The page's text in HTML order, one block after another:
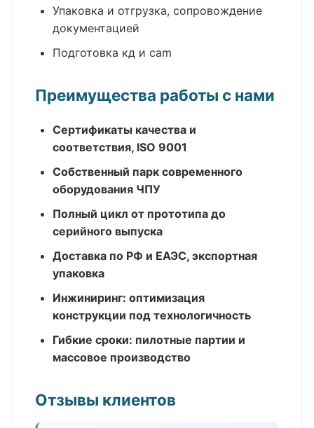
Упаковка и отгрузка, сопровождение
документацией
Подготовка кд и cam
Преимущества работы с нами
Сертификаты качества и
соответствия, ISO 9001
Собственный парк современного
оборудования ЧПУ
Полный цикл от прототипа до
серийного выпуска
Доставка по РФ и ЕАЭС, экспортная
упаковка
Инжиниринг: оптимизация
конструкции под технологичность
Гибкие сроки: пилотные партии и
массовое производство
Отзывы клиентов